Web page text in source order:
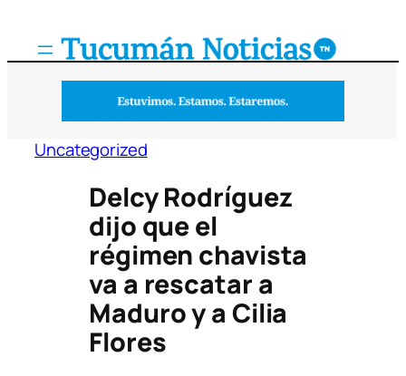
Uncategorized
Delcy Rodríguez
dijo que el
régimen chavista
va a rescatar a
Maduro y a Cilia
Flores